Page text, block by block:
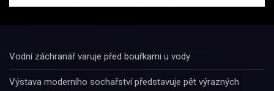
Vodní záchranář varuje před bouřkami u vody
Výstava moderního sochařství představuje pět výrazných